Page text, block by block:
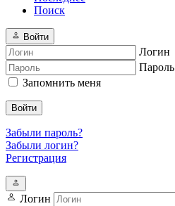
Поиск
Войти
Логин
Пароль
Запомнить меня
Войти
Забыли пароль?
Забыли логин?
Регистрация
Логин